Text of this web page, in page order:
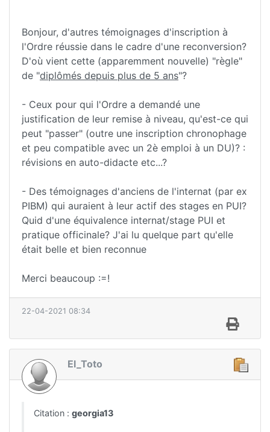
Bonjour, d'autres témoignages d'inscription à
l'Ordre réussie dans le cadre d'une reconversion?
D'où vient cette (apparemment nouvelle) "règle"
de "diplômés depuis plus de 5 ans"?
- Ceux pour qui l'Ordre a demandé une
justification de leur remise à niveau, qu'est-ce qui
peut "passer" (outre une inscription chronophage
et peu compatible avec un 2è emploi à un DU)? :
révisions en auto-didacte etc...?
- Des témoignages d'anciens de l'internat (par ex
PIBM) qui auraient à leur actif des stages en PUI?
Quid d'une équivalence internat/stage PUI et
pratique officinale? J'ai lu quelque part qu'elle
était belle et bien reconnue
Merci beaucoup :=!
22-04-2021 08:34
El_Toto
Citation : georgia13